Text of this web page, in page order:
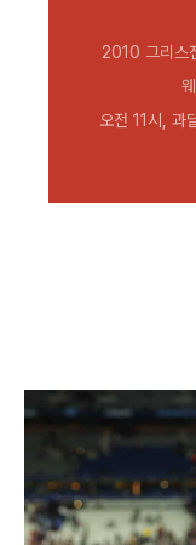
2010 그리스
오전 11시,